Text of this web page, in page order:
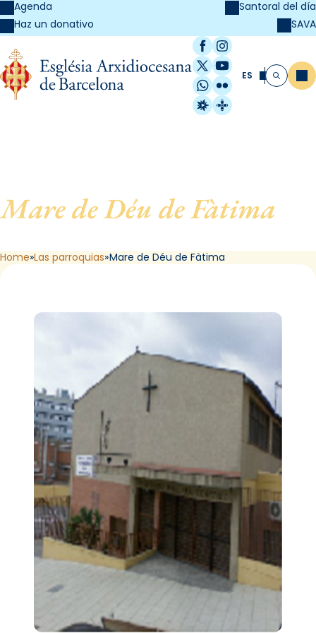
Agenda
Haz un donativo
Santoral del día
SAVA
Facebook
Instagram
X / Twitter
YouTube
WhatsApp
Flickr
Radio Estel
Catalunya
ES Buscar
Mare de Déu de Fàtima
Home Las parroquias Mare de Déu de Fàtima